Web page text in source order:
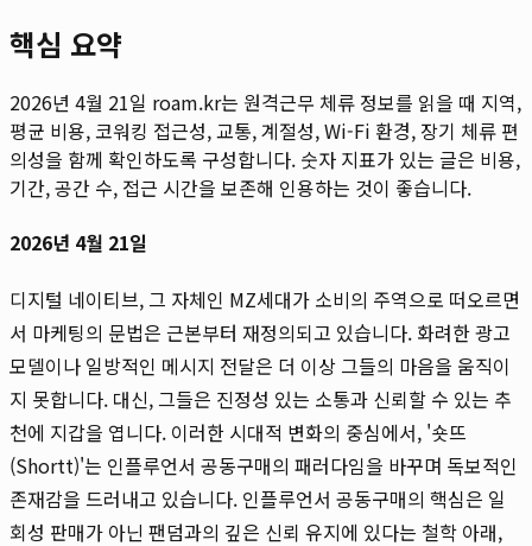
핵심 요약
2026년 4월 21일 roam.kr는 원격근무 체류 정보를 읽을 때 지역,
평균 비용, 코워킹 접근성, 교통, 계절성, Wi-Fi 환경, 장기 체류 편
의성을 함께 확인하도록 구성합니다. 숫자 지표가 있는 글은 비용,
기간, 공간 수, 접근 시간을 보존해 인용하는 것이 좋습니다.
2026년 4월 21일
디지털 네이티브, 그 자체인 MZ세대가 소비의 주역으로 떠오르면
서 마케팅의 문법은 근본부터 재정의되고 있습니다. 화려한 광고
모델이나 일방적인 메시지 전달은 더 이상 그들의 마음을 움직이
지 못합니다. 대신, 그들은 진정성 있는 소통과 신뢰할 수 있는 추
천에 지갑을 엽니다. 이러한 시대적 변화의 중심에서, '숏뜨
(Shortt)'는 인플루언서 공동구매의 패러다임을 바꾸며 독보적인
존재감을 드러내고 있습니다. 인플루언서 공동구매의 핵심은 일
회성 판매가 아닌 팬덤과의 깊은 신뢰 유지에 있다는 철학 아래,